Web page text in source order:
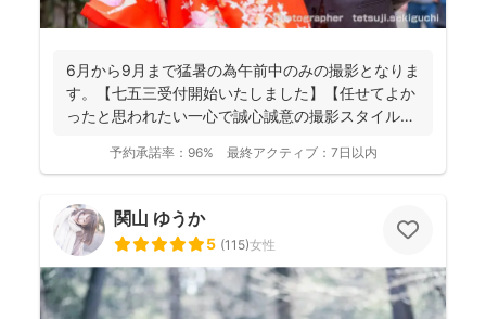
6月から9月まで猛暑の為午前中のみの撮影となりま
す。【七五三受付開始いたしました】【任せてよか
ったと思われたい一心で誠心誠意の撮影スタイル】
予約承諾率： 96% 最終アクティブ： 7日以内
関山 ゆうか
5 (115)女性